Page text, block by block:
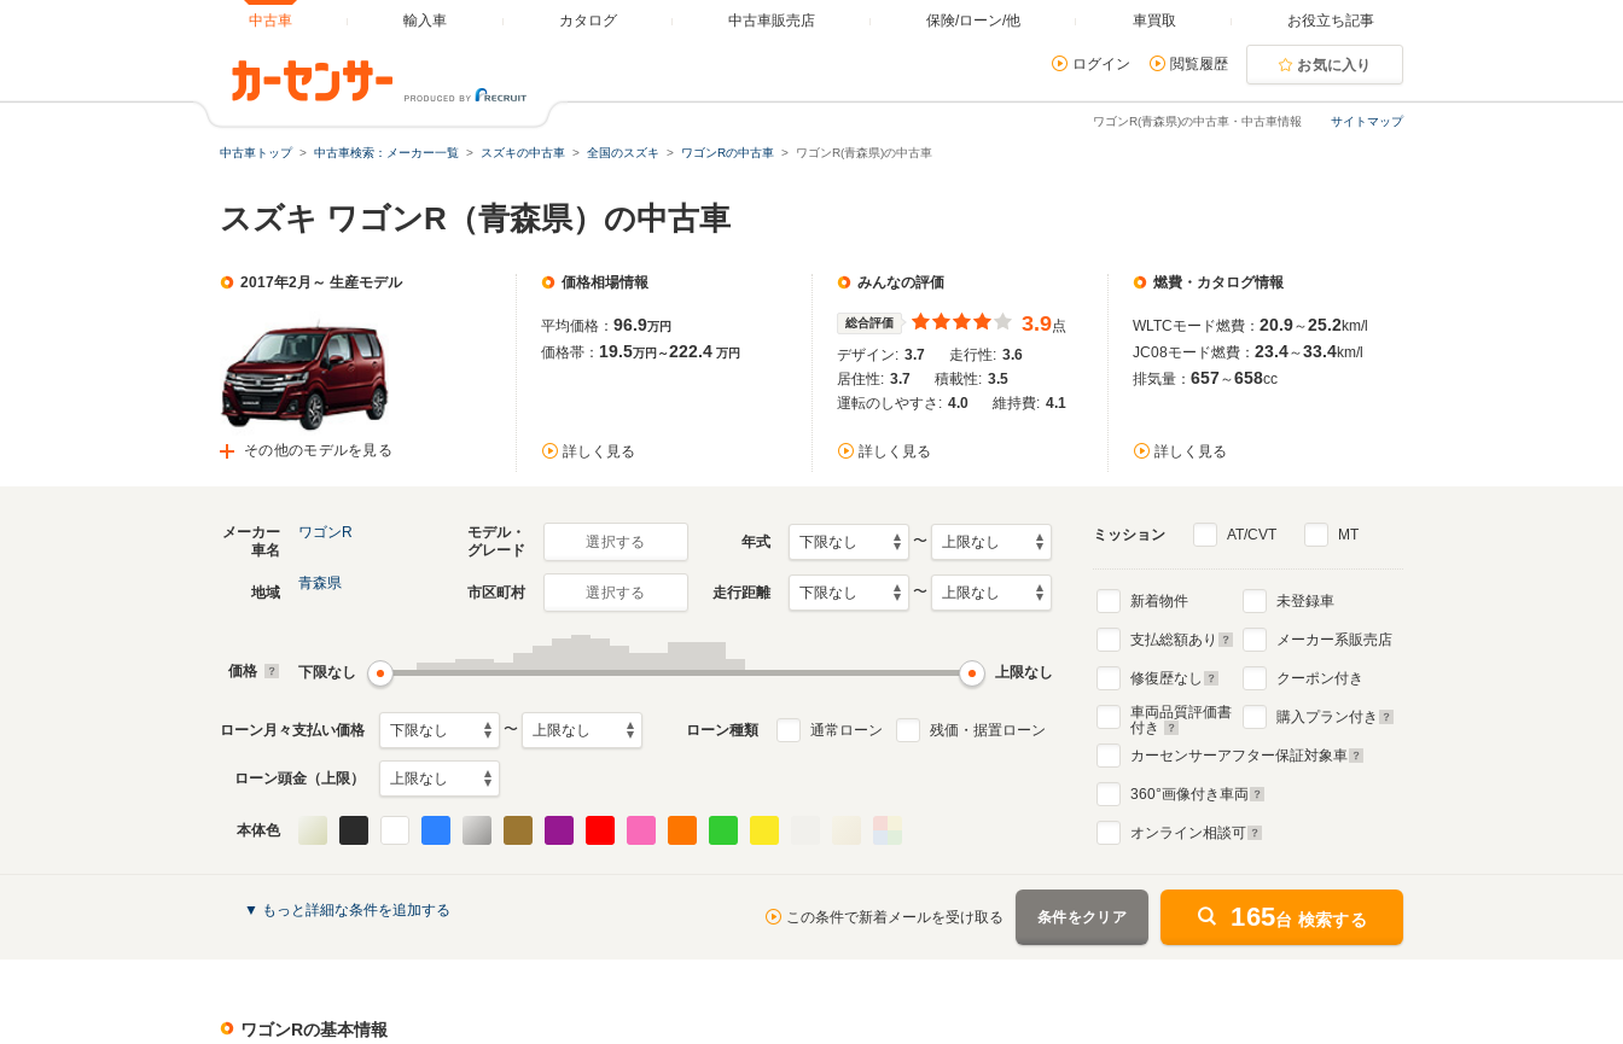
中古車 輸入車 カタログ 中古車販売店 保険/ローン/他 車買取 お役立ち記事
ログイン 閲覧履歴 お気に入り
サイトマップ
ワゴンR(青森県)の中古車・中古車情報
中古車トップ 中古車検索：メーカー一覧 スズキの中古車 全国のスズキ ワゴンRの中古車 ワゴンR(青森県)の中古車
スズキ ワゴンR（青森県）の中古車
2017年2月～ 生産モデル
その他のモデルを見る
価格相場情報
平均価格： 96.9万円
価格帯： 19.5万円～222.4 万円
詳しく見る
みんなの評価
総合評価 3.9点
デザイン: 3.7 走行性: 3.6
居住性: 3.7 積載性: 3.5
運転のしやすさ: 4.0 維持費: 4.1
詳しく見る
燃費・カタログ情報
WLTCモード燃費： 20.9～25.2km/l
JC08モード燃費： 23.4～33.4km/l
排気量： 657～658cc
詳しく見る
2012年9月～2017年1月
生産モデル
2008年9月～2012年8月
生産モデル
生産モデル
1998年10月～2003年8月
初代
メーカー
車名
ワゴンR
モデル・
グレード
選択する 年式 〜
地域
青森県
市区町村 選択する 走行距離 〜
価格 下限なし 上限なし
ローン月々支払い価格 〜 ローン種類 通常ローン 残価・据置ローン
ローン頭金（上限）
本体色
ミッション AT/CVT MT
新着物件
支払総額あり
修復歴なし
車両品質評価書
付き
未登録車
メーカー系販売店
クーポン付き
購入プラン付き
カーセンサーアフター保証対象車
360°画像付き車両
オンライン相談可
▼ もっと詳細な条件を追加する この条件で新着メールを受け取る 条件をクリア 165台 検索する
ワゴンRの基本情報